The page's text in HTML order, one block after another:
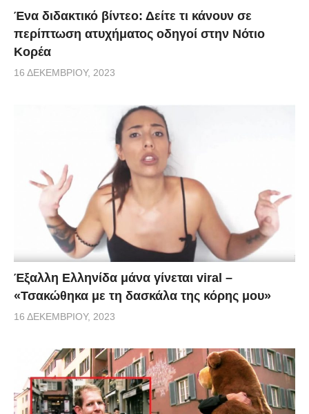
Ένα διδακτικό βίντεο: Δείτε τι κάνουν σε
περίπτωση ατυχήματος οδηγοί στην Νότιο
Κορέα
16 ΔΕΚΕΜΒΡΊΟΥ, 2023
Έξαλλη Ελληνίδα μάνα γίνεται viral –
«Τσακώθηκα με τη δασκάλα της κόρης μου»
16 ΔΕΚΕΜΒΡΊΟΥ, 2023